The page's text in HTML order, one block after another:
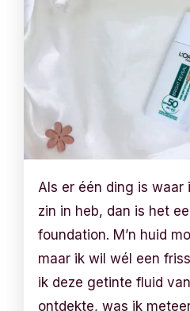
Als er één ding is waar
zin in heb, dan is het
foundation. M’n huid
maar ik wil wél een
ik deze getinte fluid van
ontdekte, was ik